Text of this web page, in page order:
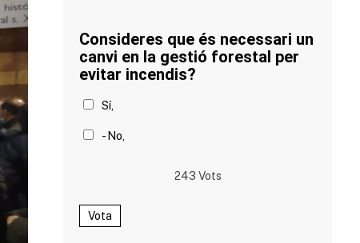
Consideres que és necessari un
canvi en la gestió forestal per
evitar incendis?
Sí,
- No,
243 Vots
Vota